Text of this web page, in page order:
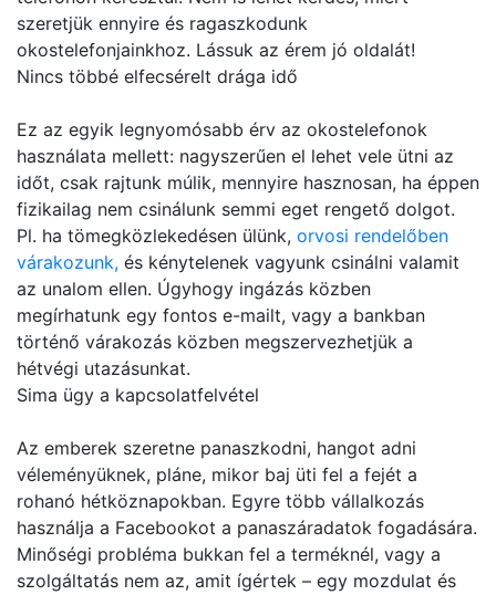
szeretjük ennyire és ragaszkodunk
okostelefonjainkhoz. Lássuk az érem jó oldalát!
Nincs többé elfecsérelt drága idő
Ez az egyik legnyomósabb érv az okostelefonok
használata mellett: nagyszerűen el lehet vele ütni az
időt, csak rajtunk múlik, mennyire hasznosan, ha éppen
fizikailag nem csinálunk semmi eget rengető dolgot.
Pl. ha tömegközlekedésen ülünk, orvosi rendelőben
várakozunk, és kénytelenek vagyunk csinálni valamit
az unalom ellen. Úgyhogy ingázás közben
megírhatunk egy fontos e-mailt, vagy a bankban
történő várakozás közben megszervezhetjük a
hétvégi utazásunkat.
Sima ügy a kapcsolatfelvétel
Az emberek szeretne panaszkodni, hangot adni
véleményüknek, pláne, mikor baj üti fel a fejét a
rohanó hétköznapokban. Egyre több vállalkozás
használja a Facebookot a panaszáradatok fogadására.
Minőségi probléma bukkan fel a terméknél, vagy a
szolgáltatás nem az, amit ígértek – egy mozdulat és